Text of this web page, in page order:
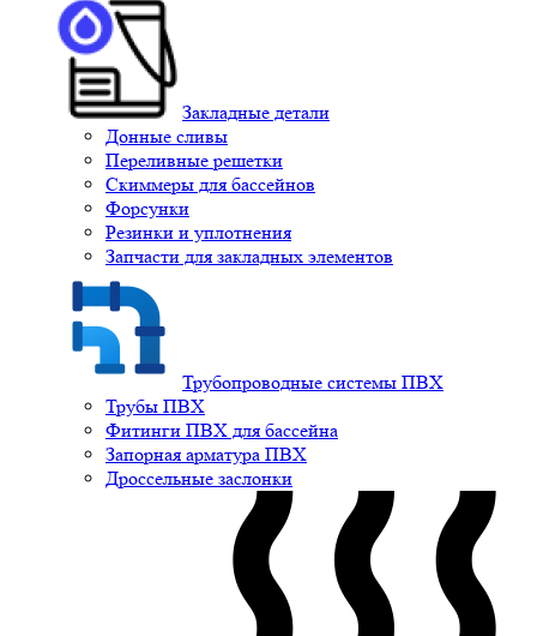
Закладные детали
Донные сливы
Переливные решетки
Скиммеры для бассейнов
Форсунки
Резинки и уплотнения
Запчасти для закладных элементов
Трубопроводные системы ПВХ
Трубы ПВХ
Фитинги ПВХ для бассейна
Запорная арматура ПВХ
Дроссельные заслонки